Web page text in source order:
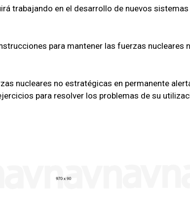
trabajando en el desarrollo de nuevos
para mantener las fuerzas nucleares
nucleares no estratégicas en permanente
para resolver los problemas de su